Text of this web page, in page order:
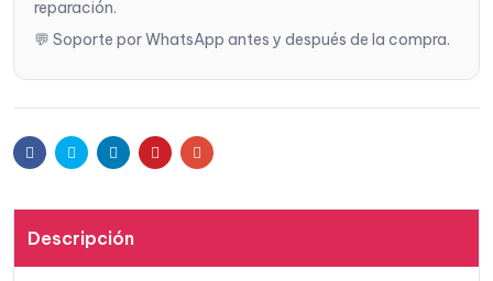
reparación.
💬 Soporte por WhatsApp antes y después de la compra.
FacebookTwitter LinkedinPinterestEmail
Descripción